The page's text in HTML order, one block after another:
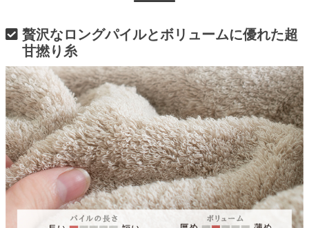
贅沢なロングパイルとボリュームに優れた超
甘撚り糸